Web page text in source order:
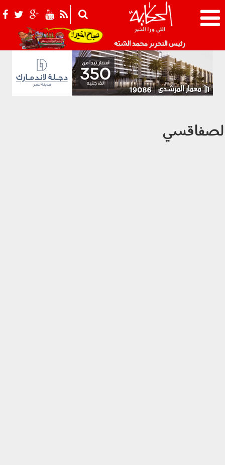
رئيس التحرير محمد الشبّه 021_2.png